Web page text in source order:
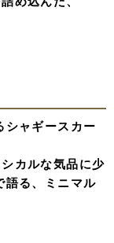
しい「お洒落の
広がり。
「隙」のあるお